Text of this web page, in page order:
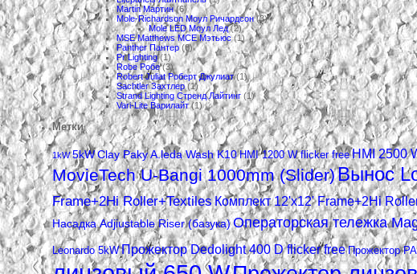
Martin Мартин(6)
Mole-Richardson Моул Ричардсон(3)
Mole LED Моул Лед(2)
MSE Matthews МСЕ Мэтьюс(1)
Panther Пантер(8)
Pr Lighting(1)
Robe Робе(3)
Robert Juliat Роберт Джулиат(1)
Sachtler Захтлер(1)
Strand Lighting Стренд Лайтинг(1)
Vari-Lite Варилайт(1)
Метки
1kW 5kWClay Paky A.leda Wash K10 HMI 1200 W flicker free HMI 2500
MovieTech U-Bangi 1000mm (Slider)Вынос
Frame+2Hi Roller+TextilesКомплект 12'x12' Frame+2Hi
Насадка Adjiustable Riser (базука)Операторская тележка
Leonardo 5kW Прожектор Dedolight 400 D flicker free Прожектор